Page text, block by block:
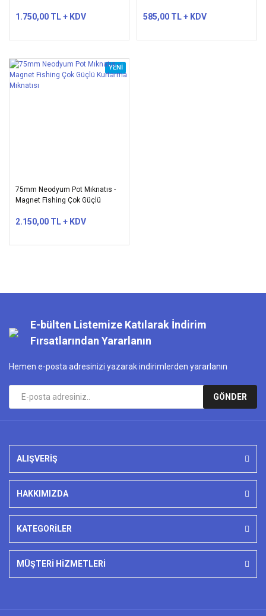
1.750,00 TL + KDV 585,00 TL + KDV
YENİ
75mm Neodyum Pot Mıknatıs -
Magnet Fishing Çok Güçlü
2.150,00 TL + KDV
E-bülten Listemize Katılarak İndirim
Fırsatlarından Yararlanın
Hemen e-posta adresinizi yazarak indirimlerden yararlanın
GÖNDER
ALIŞVERİŞ
HAKKIMIZDA
KATEGORİLER
MÜŞTERİ HİZMETLERİ